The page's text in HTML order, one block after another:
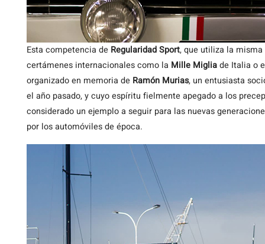
Esta competencia de Regularidad Sport, que utiliza la
certámenes internacionales como la Mille Migliade Italia o
organizado en memoria de Ramón Murias, un entusiasta
el año pasado, y cuyo espíritu fielmente apegado a los
considerado un ejemplo a seguir para las nuevas
por los automóviles de época.